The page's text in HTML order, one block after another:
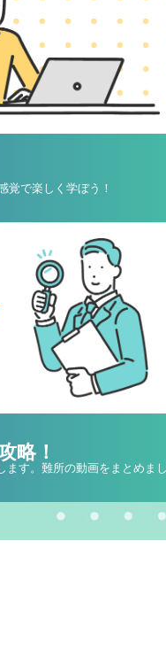
覚で楽しく学ぼう！
略！
ます。難所の動画をまとめま